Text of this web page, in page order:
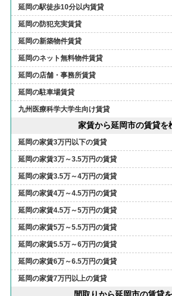
延岡の駅徒歩10分以内賃貸
延岡の防犯充実賃貸
延岡の新築物件賃貸
延岡のネット無料物件賃貸
延岡の店舗・事務所賃貸
延岡の駐車場賃貸
九州医療科学大学生向け賃貸
家賃から延岡市の賃貸を
延岡の家賃3万円以下の賃貸
延岡の家賃3万～3.5万円の賃貸
延岡の家賃3.5万～4万円の賃貸
延岡の家賃4万～4.5万円の賃貸
延岡の家賃4.5万～5万円の賃貸
延岡の家賃5万～5.5万円の賃貸
延岡の家賃5.5万～6万円の賃貸
延岡の家賃6万～6.5万円の賃貸
延岡の家賃7万円以上の賃貸